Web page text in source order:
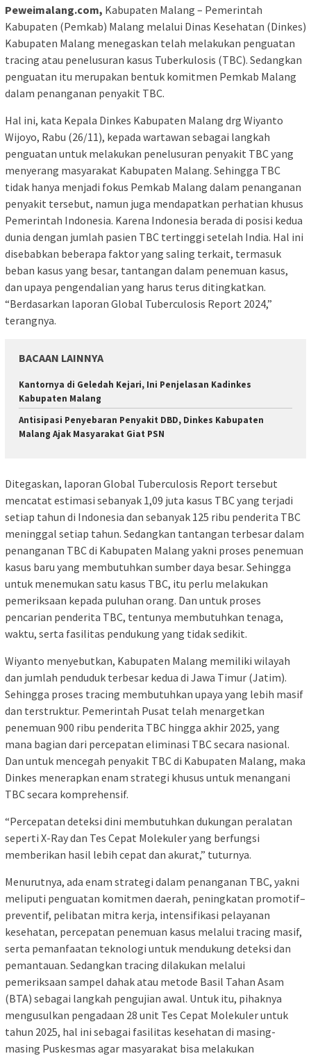
Peweimalang.com, Kabupaten Malang – Pemerintah
Kabupaten (Pemkab) Malang melalui Dinas Kesehatan (Dinkes)
Kabupaten Malang menegaskan telah melakukan penguatan
tracing atau penelusuran kasus Tuberkulosis (TBC). Sedangkan
penguatan itu merupakan bentuk komitmen Pemkab Malang
dalam penanganan penyakit TBC.
Hal ini, kata Kepala Dinkes Kabupaten Malang drg Wiyanto
Wijoyo, Rabu (26/11), kepada wartawan sebagai langkah
penguatan untuk melakukan penelusuran penyakit TBC yang
menyerang masyarakat Kabupaten Malang. Sehingga TBC
tidak hanya menjadi fokus Pemkab Malang dalam penanganan
penyakit tersebut, namun juga mendapatkan perhatian khusus
Pemerintah Indonesia. Karena Indonesia berada di posisi kedua
dunia dengan jumlah pasien TBC tertinggi setelah India. Hal ini
disebabkan beberapa faktor yang saling terkait, termasuk
beban kasus yang besar, tantangan dalam penemuan kasus,
dan upaya pengendalian yang harus terus ditingkatkan.
“Berdasarkan laporan Global Tuberculosis Report 2024,”
terangnya.
BACAAN LAINNYA
Kantornya di Geledah Kejari, Ini Penjelasan Kadinkes
Kabupaten Malang
Antisipasi Penyebaran Penyakit DBD, Dinkes Kabupaten
Malang Ajak Masyarakat Giat PSN
Ditegaskan, laporan Global Tuberculosis Report tersebut
mencatat estimasi sebanyak 1,09 juta kasus TBC yang terjadi
setiap tahun di Indonesia dan sebanyak 125 ribu penderita TBC
meninggal setiap tahun. Sedangkan tantangan terbesar dalam
penanganan TBC di Kabupaten Malang yakni proses penemuan
kasus baru yang membutuhkan sumber daya besar. Sehingga
untuk menemukan satu kasus TBC, itu perlu melakukan
pemeriksaan kepada puluhan orang. Dan untuk proses
pencarian penderita TBC, tentunya membutuhkan tenaga,
waktu, serta fasilitas pendukung yang tidak sedikit.
Wiyanto menyebutkan, Kabupaten Malang memiliki wilayah
dan jumlah penduduk terbesar kedua di Jawa Timur (Jatim).
Sehingga proses tracing membutuhkan upaya yang lebih masif
dan terstruktur. Pemerintah Pusat telah menargetkan
penemuan 900 ribu penderita TBC hingga akhir 2025, yang
mana bagian dari percepatan eliminasi TBC secara nasional.
Dan untuk mencegah penyakit TBC di Kabupaten Malang, maka
Dinkes menerapkan enam strategi khusus untuk menangani
TBC secara komprehensif.
“Percepatan deteksi dini membutuhkan dukungan peralatan
seperti X-Ray dan Tes Cepat Molekuler yang berfungsi
memberikan hasil lebih cepat dan akurat,” tuturnya.
Menurutnya, ada enam strategi dalam penanganan TBC, yakni
meliputi penguatan komitmen daerah, peningkatan promotif–
preventif, pelibatan mitra kerja, intensifikasi pelayanan
kesehatan, percepatan penemuan kasus melalui tracing masif,
serta pemanfaatan teknologi untuk mendukung deteksi dan
pemantauan. Sedangkan tracing dilakukan melalui
pemeriksaan sampel dahak atau metode Basil Tahan Asam
(BTA) sebagai langkah pengujian awal. Untuk itu, pihaknya
mengusulkan pengadaan 28 unit Tes Cepat Molekuler untuk
tahun 2025, hal ini sebagai fasilitas kesehatan di masing-
masing Puskesmas agar masyarakat bisa melakukan